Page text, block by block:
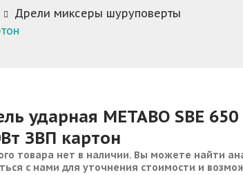
Дрели миксеры шуруповерты
ударная METABO SBE
ЗВП картон
товара нет в наличии. Вы можете найти
с нами для уточнения стоимости и